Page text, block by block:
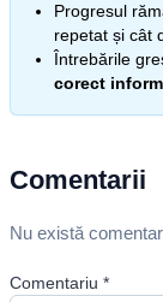
Progresul
repetat și cât
Întrebările
corect
Comentarii
Nu există
Comentariu *